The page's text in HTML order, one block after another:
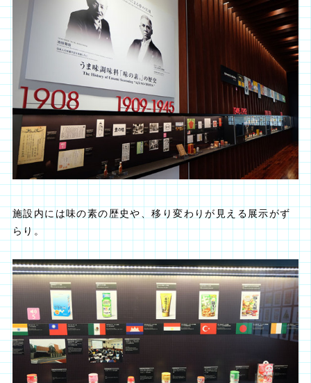
施設内には味の素の歴史や、移り変わりが見える展示がず
らり。